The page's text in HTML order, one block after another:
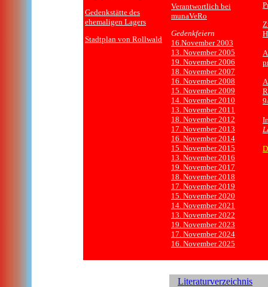
Gedenkstätte des
ehemaligen Lagers
Stadtplan von Rollwald
Verantwortlich bei
munaVeRo
Gedenkfeiern
16.November 2003
13. November 2005
19. November 2006
18. November 2007
16. November 2008
15. November 2009
14. November 2010
13. November 2011
18. November 2012
17. November 2013
16. November 2014
15. November 2015
13. November 2016
19. November 2017
18. November 2018
17. November 2019
15. November 2020
14. November 2021
13. November 2022
19. November 2023
17. November 2024
16. November 2025
Literaturverzeichnis